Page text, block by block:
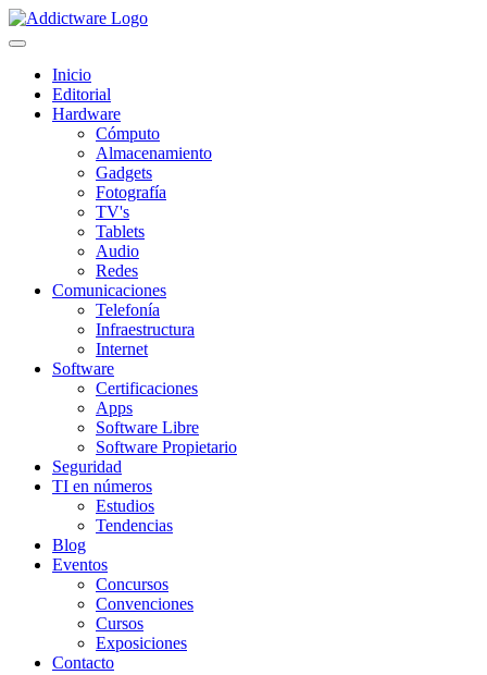
Inicio
Editorial
Hardware
Cómputo
Almacenamiento
Gadgets
Fotografía
TV's
Tablets
Audio
Redes
Comunicaciones
Telefonía
Infraestructura
Internet
Software
Certificaciones
Apps
Software Libre
Software Propietario
Seguridad
TI en números
Estudios
Tendencias
Blog
Eventos
Concursos
Convenciones
Cursos
Exposiciones
Contacto